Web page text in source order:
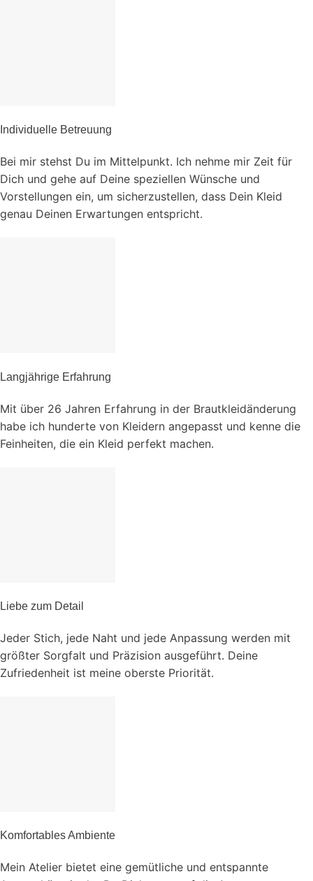
Individuelle Betreuung
Bei mir stehst Du im Mittelpunkt. Ich nehme mir Zeit für
Dich und gehe auf Deine speziellen Wünsche und
Vorstellungen ein, um sicherzustellen, dass Dein Kleid
genau Deinen Erwartungen entspricht.
Langjährige Erfahrung
Mit über 26 Jahren Erfahrung in der Brautkleidänderung
habe ich hunderte von Kleidern angepasst und kenne die
Feinheiten, die ein Kleid perfekt machen.
Liebe zum Detail
Jeder Stich, jede Naht und jede Anpassung werden mit
größter Sorgfalt und Präzision ausgeführt. Deine
Zufriedenheit ist meine oberste Priorität.
Komfortables Ambiente
Mein Atelier bietet eine gemütliche und entspannte